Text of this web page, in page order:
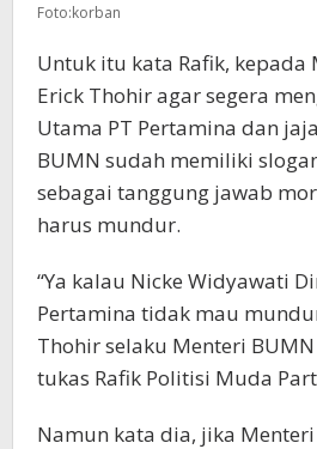
Foto:korban
Untuk itu kata Rafik, kepada
Erick Thohir agar segera
Utama PT Pertamina dan
BUMN sudah memiliki
sebagai tanggung jawab
harus mundur.
“Ya kalau Nicke Widyawati
Pertamina tidak mau
Thohir selaku Menteri
tukas Rafik Politisi Muda
Namun kata dia, jika